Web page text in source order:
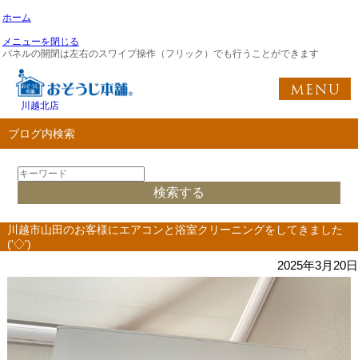
ホーム
メニューを閉じる
パネルの開閉は左右のスワイプ操作（フリック）でも行うことができます
川越北店
ブログ内検索
川越市山田のお客様にエアコンと浴室クリーニングをしてきました
('◇')ゞ
2025年3月20日